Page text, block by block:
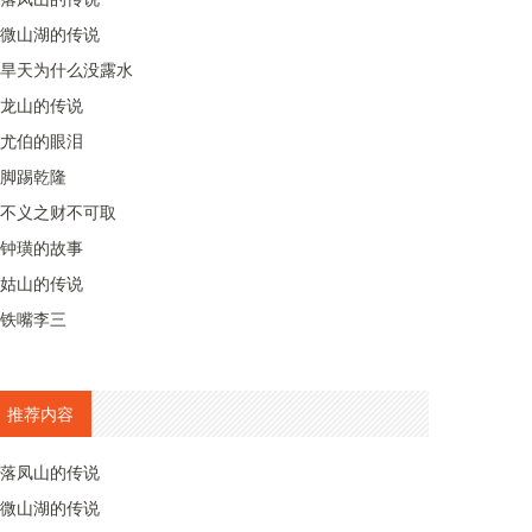
微山湖的传说
旱天为什么没露水
龙山的传说
尤伯的眼泪
脚踢乾隆
不义之财不可取
钟璜的故事
姑山的传说
铁嘴李三
推荐内容
落凤山的传说
微山湖的传说